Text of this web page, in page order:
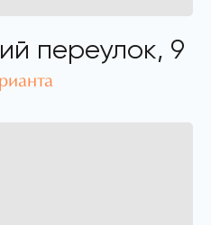
переулок, 9